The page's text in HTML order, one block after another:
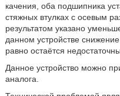
качения, оба подшипника
стяжных втулках с осевым
результатом указано
данном устройстве
равно остаётся
Данное устройство можно
аналога.